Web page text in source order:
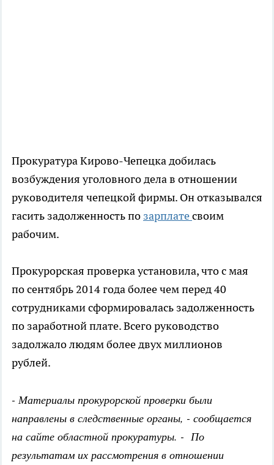
Прокуратура Кирово-Чепецка добилась
возбуждения уголовного дела в отношении
руководителя чепецкой фирмы. Он отказывался
гасить задолженность по зарплатесвоим
рабочим.
Прокурорская проверка установила, что с мая
по сентябрь 2014 года более чем перед 40
сотрудниками сформировалась задолженность
по заработной плате. Всего руководство
задолжало людям более двух миллионов
рублей.
- Материалы прокурорской проверки были
направлены в следственные органы, - сообщается
на сайте областной прокуратуры. - По
результатам их рассмотрения в отношении